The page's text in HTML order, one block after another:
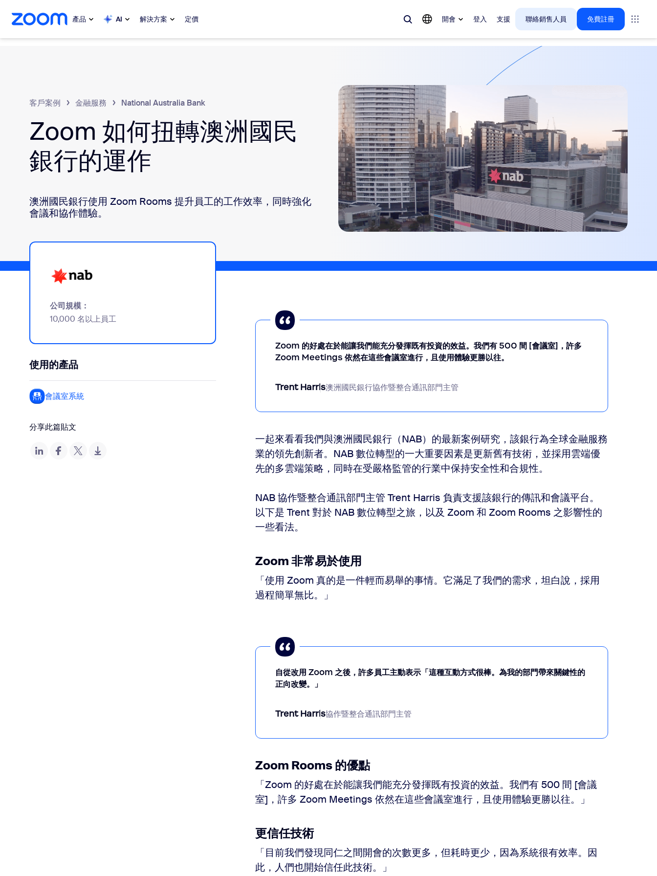
至主要內容
至協助聊天 產品 AI 解決方案 定價 開會 登入 支援 聯絡銷售人員 免費註冊
Zoom 客戶體驗
Zoom AI
應用程式和整合功能
Meetings
ZoomMate Rooms
Canvas
客戶體驗深入解析
Bonsai
客戶案例 金融服務 National Australia Bank
Zoom 如何扭轉澳洲國民
銀行的運作
澳洲國民銀行使用 Zoom Rooms 提升員工的工作效率，同時強化
會議和協作體驗。
公司規模：
10,000 名以上員工
使用的產品
會議室系統
分享此篇貼文
Zoom 的好處在於能讓我們能充分發揮既有投資的效益。我們有 500 間 [會議室]，許多
Zoom Meetings 依然在這些會議室進行，且使用體驗更勝以往。
Trent Harris澳洲國民銀行協作暨整合通訊部門主管
一起來看看我們與澳洲國民銀行（NAB）的最新案例研究，該銀行為全球金融服務
業的領先創新者。NAB 數位轉型的一大重要因素是更新舊有技術，並採用雲端優
先的多雲端策略，同時在受嚴格監管的行業中保持安全性和合規性。
NAB 協作暨整合通訊部門主管 Trent Harris 負責支援該銀行的傳訊和會議平台。
以下是 Trent 對於 NAB 數位轉型之旅，以及 Zoom 和 Zoom Rooms 之影響性的
一些看法。
Zoom 非常易於使用
「使用 Zoom 真的是一件輕而易舉的事情。它滿足了我們的需求，坦白說，採用
過程簡單無比。」
自從改用 Zoom 之後，許多員工主動表示「這種互動方式很棒。為我的部門帶來關鍵性的
正向改變。」
Trent Harris協作暨整合通訊部門主管
Zoom Rooms 的優點
「Zoom 的好處在於能讓我們能充分發揮既有投資的效益。我們有 500 間 [會議
室]，許多 Zoom Meetings 依然在這些會議室進行，且使用體驗更勝以往。」
更信任技術
「目前我們發現同仁之間開會的次數更多，但耗時更少，因為系統很有效率。因
此，人們也開始信任此技術。」